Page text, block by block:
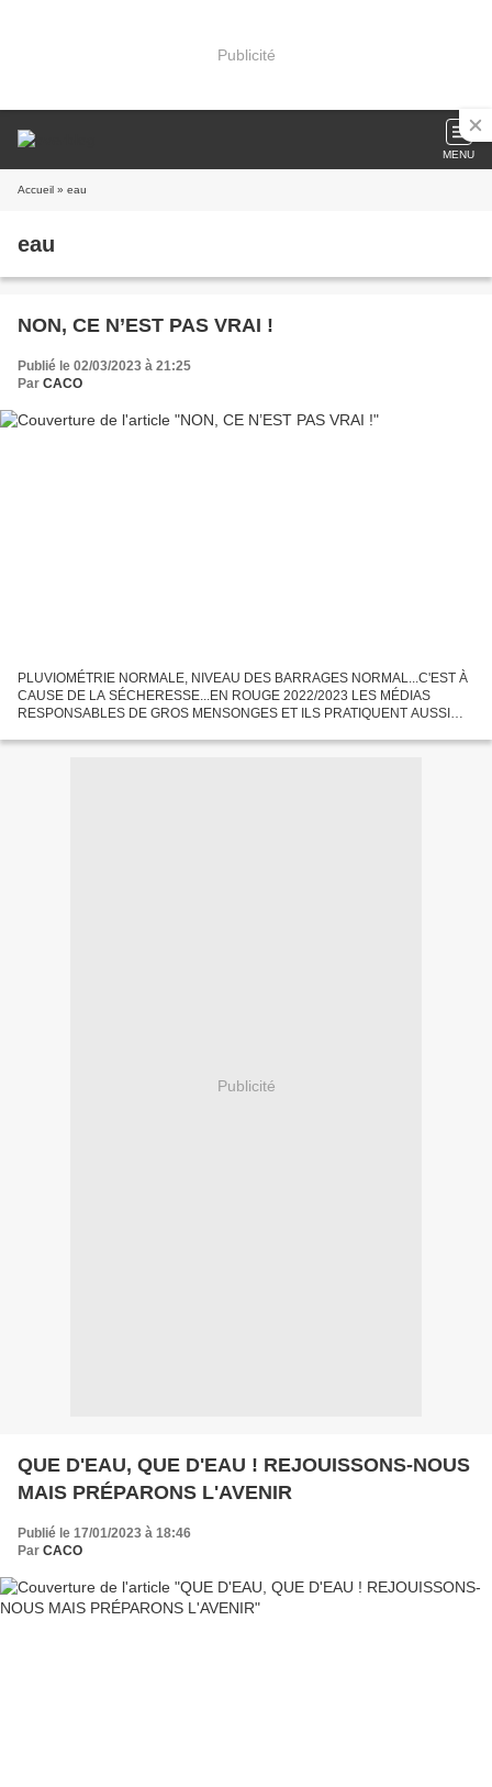
Publicité
MENU
Accueil » eau
eau
NON, CE N’EST PAS VRAI !
Publié le 02/03/2023 à 21:25
Par CACO
PLUVIOMÉTRIE NORMALE, NIVEAU DES BARRAGES NORMAL...C'EST À
CAUSE DE LA SÉCHERESSE...EN ROUGE 2022/2023 LES MÉDIAS
RESPONSABLES DE GROS MENSONGES ET ILS PRATIQUENT AUSSI
Voilà un bel exemple...
Publicité
QUE D'EAU, QUE D'EAU ! REJOUISSONS-NOUS
MAIS PRÉPARONS L'AVENIR
Publié le 17/01/2023 à 18:46
Par CACO